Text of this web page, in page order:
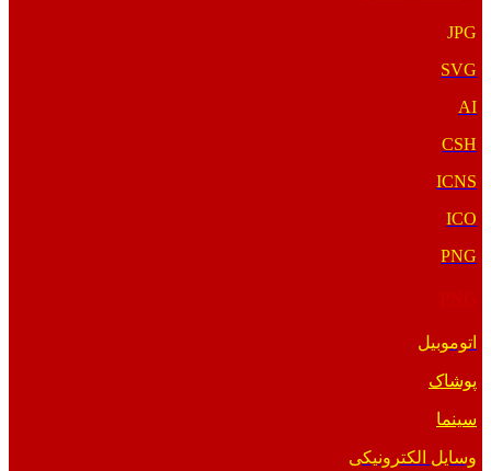
JPG
SVG
AI
CSH
ICNS
ICO
PNG
اتوموبیل
پوشاک
سینما
وسایل الکترونیکی